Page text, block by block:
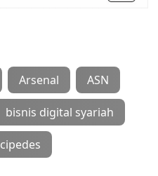
Arsenal ASN
bisnis digital syariah
cipedes